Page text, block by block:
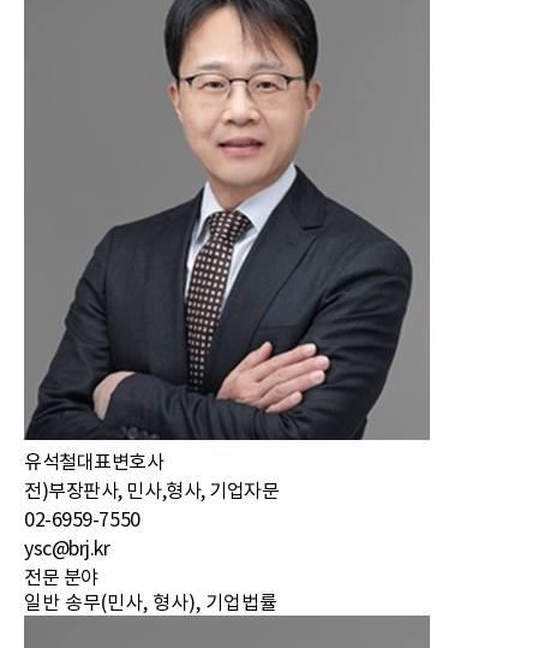
유석철대표변호사
전)부장판사, 민사,형사, 기업자문
02-6959-7550
ysc@brj.kr
전문 분야
일반 송무(민사, 형사), 기업법률